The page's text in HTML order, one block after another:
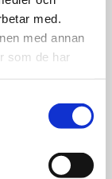
med.
med annan
som de har